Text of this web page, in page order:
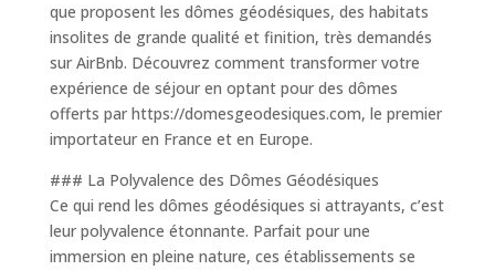
que proposent les dômes géodésiques, des habitats
insolites de grande qualité et finition, très demandés
sur AirBnb. Découvrez comment transformer votre
expérience de séjour en optant pour des dômes
offerts par https://domesgeodesiques.com, le premier
importateur en France et en Europe.
### La Polyvalence des Dômes Géodésiques
Ce qui rend les dômes géodésiques si attrayants, c’est
leur polyvalence étonnante. Parfait pour une
immersion en pleine nature, ces établissements se